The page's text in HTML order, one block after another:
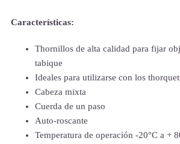
Características:
Thornillos de alta calidad para fijar
tabique
Ideales para utilizarse con los
Cabeza mixta
Cuerda de un paso
Auto-roscante
Temperatura de operación -20°C a +